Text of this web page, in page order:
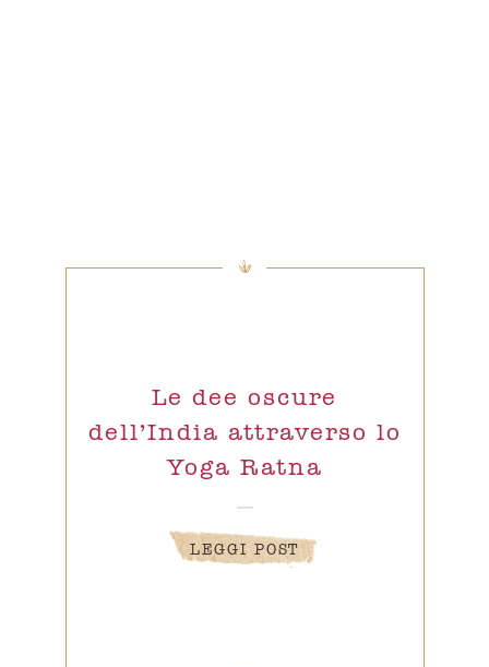
Le dee oscure
dell’India attraverso lo
Yoga Ratna
LEGGI POST